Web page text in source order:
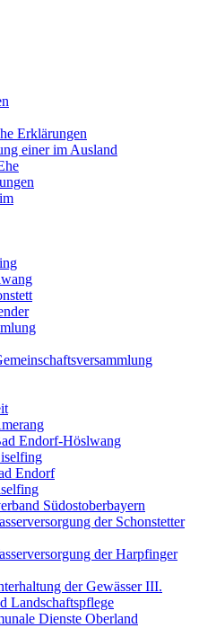
Erklärungen
einer im Ausland
Endorf-Höslwang
Endorf
Südostoberbayern
der Schonstetter
der Harpfinger
der Gewässer III.
Landschaftspflege
Dienste Oberland